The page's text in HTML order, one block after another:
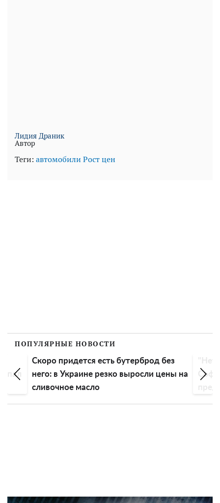
Лидия Драник
Автор
Теги: автомобили Рост цен
ПОПУЛЯРНЫЕ НОВОСТИ
Скоро придется есть бутерброд без
него: в Украине резко выросли цены на
сливочное масло